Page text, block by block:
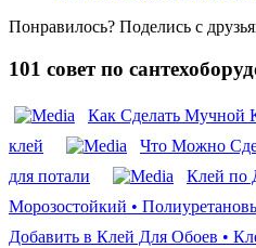
Понравилось? Поделись с
101 совет по
Как Сделать Мучной
клей
Что Можно
для потали
Клей по
Морозостойкий •
Добавить в Клей Для Обоев •